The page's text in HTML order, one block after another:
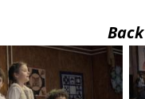
Back